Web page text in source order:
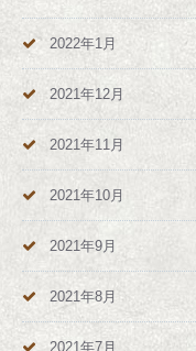
2022年1月
2021年12月
2021年11月
2021年10月
2021年9月
2021年8月
2021年7月